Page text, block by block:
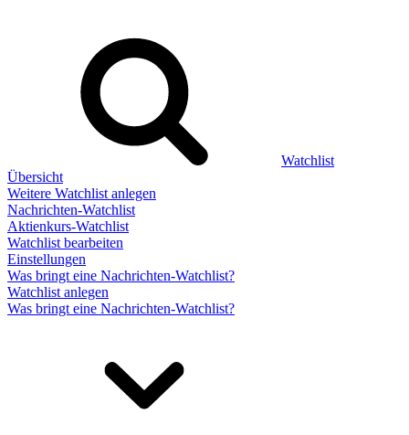
Watchlist
Übersicht
Weitere Watchlist anlegen
Nachrichten-Watchlist
Aktienkurs-Watchlist
Watchlist bearbeiten
Einstellungen
Was bringt eine Nachrichten-Watchlist?
Watchlist anlegen
Was bringt eine Nachrichten-Watchlist?